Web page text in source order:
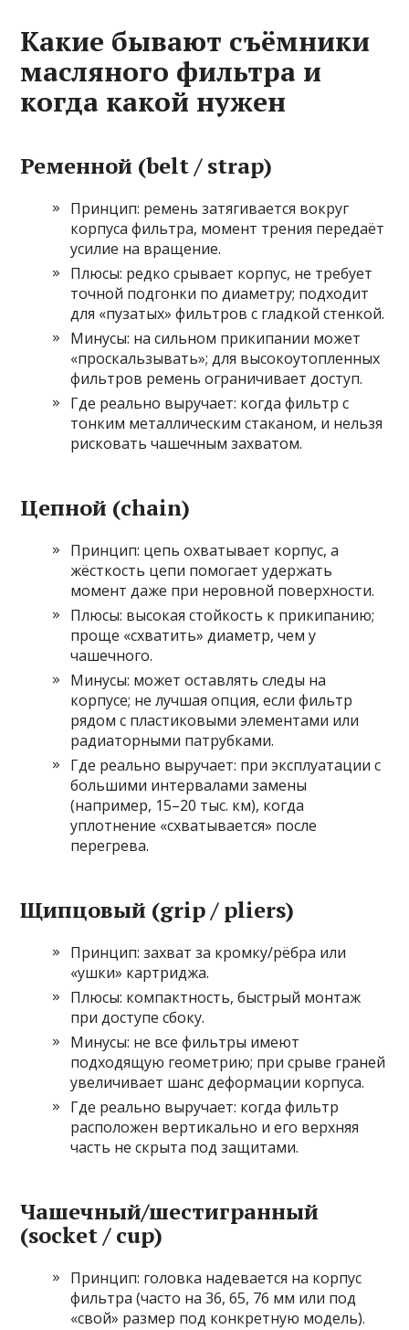
Какие бывают съёмники
масляного фильтра и
когда какой нужен
Ременной (belt / strap)
Принцип: ремень затягивается вокруг
корпуса фильтра, момент трения передаёт
усилие на вращение.
Плюсы: редко срывает корпус, не требует
точной подгонки по диаметру; подходит
для «пузатых» фильтров с гладкой стенкой.
Минусы: на сильном прикипании может
«проскальзывать»; для высокоутопленных
фильтров ремень ограничивает доступ.
Где реально выручает: когда фильтр с
тонким металлическим стаканом, и нельзя
рисковать чашечным захватом.
Цепной (chain)
Принцип: цепь охватывает корпус, а
жёсткость цепи помогает удержать
момент даже при неровной поверхности.
Плюсы: высокая стойкость к прикипанию;
проще «схватить» диаметр, чем у
чашечного.
Минусы: может оставлять следы на
корпусе; не лучшая опция, если фильтр
рядом с пластиковыми элементами или
радиаторными патрубками.
Где реально выручает: при эксплуатации с
большими интервалами замены
(например, 15–20 тыс. км), когда
уплотнение «схватывается» после
перегрева.
Щипцовый (grip / pliers)
Принцип: захват за кромку/рёбра или
«ушки» картриджа.
Плюсы: компактность, быстрый монтаж
при доступе сбоку.
Минусы: не все фильтры имеют
подходящую геометрию; при срыве граней
увеличивает шанс деформации корпуса.
Где реально выручает: когда фильтр
расположен вертикально и его верхняя
часть не скрыта под защитами.
Чашечный/шестигранный
(socket / cup)
Принцип: головка надевается на корпус
фильтра (часто на 36, 65, 76 мм или под
«свой» размер под конкретную модель).